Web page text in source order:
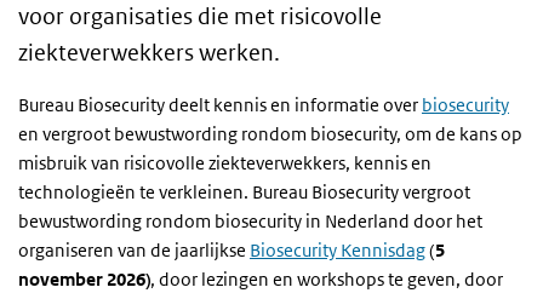
voor organisaties die met risicovolle
ziekteverwekkers werken.
Bureau Biosecurity deelt kennis en informatie over biosecurity
en vergroot bewustwording rondom biosecurity, om de kans op
misbruik van risicovolle ziekteverwekkers, kennis en
technologieën te verkleinen. Bureau Biosecurity vergroot
bewustwording rondom biosecurity in Nederland door het
organiseren van de jaarlijkse Biosecurity Kennisdag(5
november 2026), door lezingen en workshops te geven, door